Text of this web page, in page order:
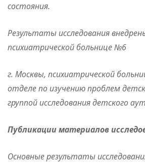
состояния.
Результаты исследования
психиатрической больнице №6
г. Москвы, психиатрической
отделе по изучению проблем
группой исследования детского
Публикации материалов
Основные результаты